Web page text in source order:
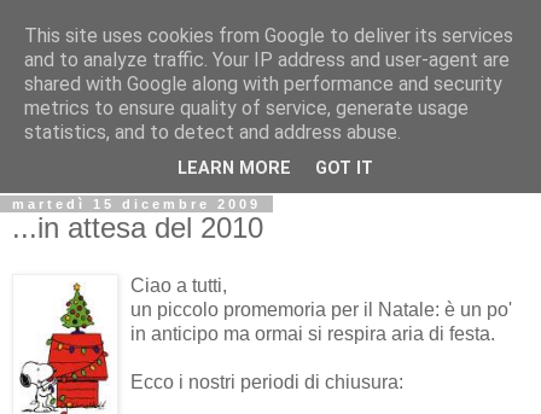
Biblio@rti in
Il Blog della Biblioteca di Area delle arti per condividere
informazioni iniziative incontri
martedì 15 dicembre 2009
...in attesa del 2010
Ciao a tutti,
un piccolo promemoria per il Natale: è un po'
in anticipo ma ormai si respira aria di festa.
Ecco i nostri periodi di chiusura:
This site uses cookies from Google to deliver its services
and to analyze traffic. Your IP address and user-agent are
shared with Google along with performance and security
metrics to ensure quality of service, generate usage
statistics, and to detect and address abuse.
LEARN MORE GOT IT